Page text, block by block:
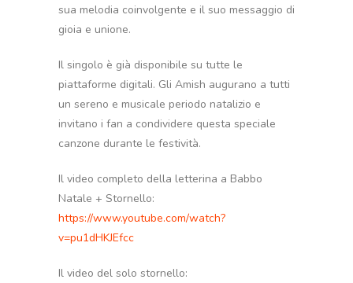
sua melodia coinvolgente e il suo messaggio di
gioia e unione.
Il singolo è già disponibile su tutte le
piattaforme digitali. Gli Amish augurano a tutti
un sereno e musicale periodo natalizio e
invitano i fan a condividere questa speciale
canzone durante le festività.
Il video completo della letterina a Babbo
Natale + Stornello:
https://www.youtube.com/watch?
v=pu1dHKJEfcc
Il video del solo stornello: